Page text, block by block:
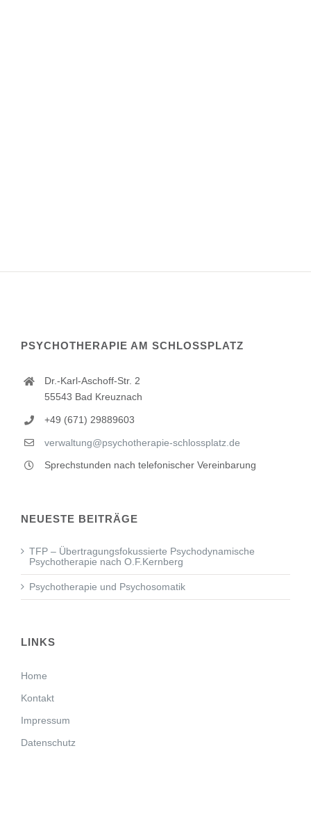
PSYCHOTHERAPIE AM SCHLOSSPLATZ
Dr.-Karl-Aschoff-Str. 2
55543 Bad Kreuznach
+49 (671) 29889603
verwaltung@psychotherapie-schlossplatz.de
Sprechstunden nach telefonischer Vereinbarung
NEUESTE BEITRÄGE
TFP – Übertragungsfokussierte Psychodynamische
Psychotherapie nach O.F.Kernberg
Psychotherapie und Psychosomatik
LINKS
Home
Kontakt
Impressum
Datenschutz